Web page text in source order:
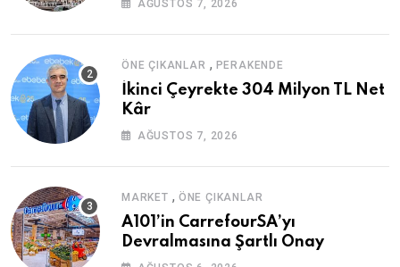
AĞUSTOS 7, 2026
ÖNE ÇIKANLAR , PERAKENDE
İkinci Çeyrekte 304 Milyon TL Net
Kâr
AĞUSTOS 7, 2026
MARKET , ÖNE ÇIKANLAR
A101’in CarrefourSA’yı
Devralmasına Şartlı Onay